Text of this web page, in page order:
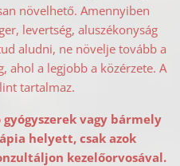
növelhető. Amennyiben
levertség, aluszékonyság
aludni, ne növelje tovább a
ahol a legjobb a közérzete. A
tartalmaz.
vagy bármely
helyett, csak azok
kezelőorvosával.